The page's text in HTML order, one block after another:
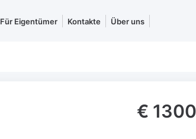
Für Eigentümer Kontakte Über uns
€